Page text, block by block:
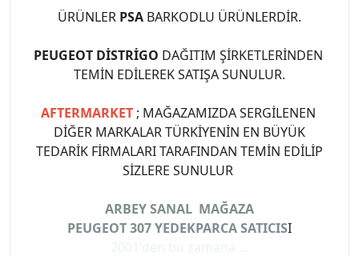
ÜRÜNLER PSA BARKODLU ÜRÜNLERDİR.
PEUGEOT DİSTRİGO DAĞITIM ŞİRKETLERİNDEN
TEMİN EDİLEREK SATIŞA SUNULUR.
AFTERMARKET ; MAĞAZAMIZDA SERGİLENEN
DİĞER MARKALAR TÜRKİYENİN EN BÜYÜK
TEDARİK FİRMALARI TARAFINDAN TEMİN EDİLİP
SİZLERE SUNULUR
ARBEY SANAL MAĞAZA
PEUGEOT 307 YEDEKPARCA SATICISI